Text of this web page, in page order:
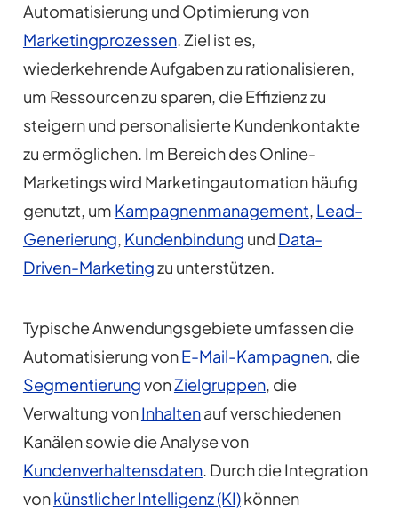
Automatisierung und Optimierung von
Marketingprozessen. Ziel ist es,
wiederkehrende Aufgaben zu rationalisieren,
um Ressourcen zu sparen, die Effizienz zu
steigern und personalisierte Kundenkontakte
zu ermöglichen. Im Bereich des Online-
Marketings wird Marketingautomation häufig
genutzt, um Kampagnenmanagement, Lead-
Generierung, Kundenbindung und Data-
Driven-Marketingzu unterstützen.
Typische Anwendungsgebiete umfassen die
Automatisierung vonE-Mail-Kampagnen, die
SegmentierungvonZielgruppen, die
Verwaltung vonInhaltenauf verschiedenen
Kanälen sowie die Analyse von
Kundenverhaltensdaten. Durch die Integration
vonkünstlicher Intelligenz (KI)können